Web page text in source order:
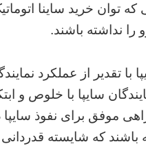
توان خرید ساینا
را نداشته باشند.
با تقدیر از عملکرد
سایپا با خلوص و
موفق برای نفوذ
که شایسته